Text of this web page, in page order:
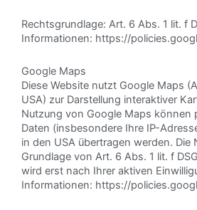
Rechtsgrundlage: Art. 6 Abs. 1 lit. f
Informationen: https://
Google Maps
Diese Website nutzt Google Maps
USA) zur Darstellung interaktiver
Nutzung von Google Maps können
Daten (insbesondere Ihre IP-
in den USA übertragen werden. Die
Grundlage von Art. 6 Abs. 1 lit. f
wird erst nach Ihrer aktiven
Informationen: https://